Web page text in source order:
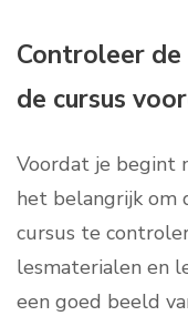
Controleer de
de cursus
Voordat je begint
het belangrijk om
cursus te
lesmaterialen en
een goed beeld